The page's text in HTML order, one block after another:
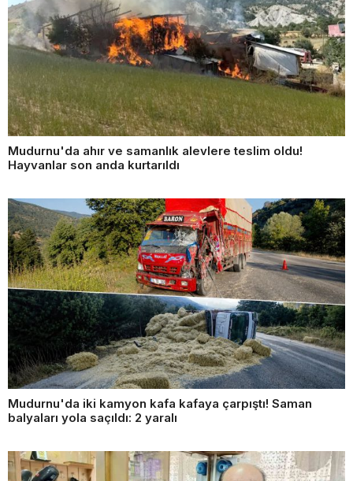
Mudurnu'da ahır ve samanlık alevlere teslim oldu!
Hayvanlar son anda kurtarıldı
Mudurnu'da iki kamyon kafa kafaya çarpıştı! Saman
balyaları yola saçıldı: 2 yaralı